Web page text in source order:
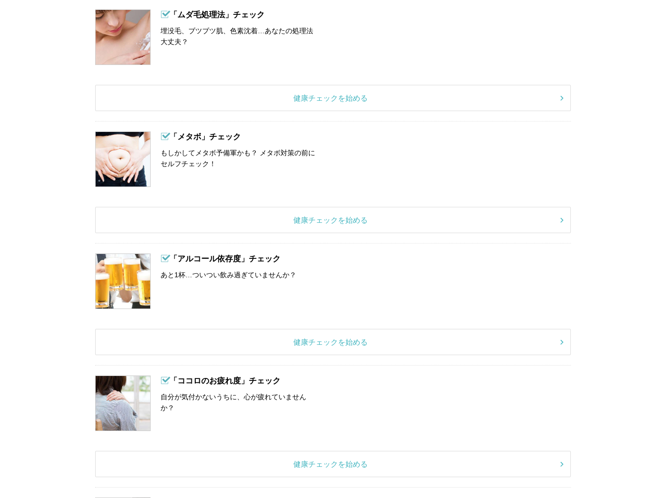
「ムダ毛処理法」チェック
埋没毛、ブツブツ肌、色素沈着…あなたの処理法
大丈夫？
健康チェックを始める
「メタボ」チェック
もしかしてメタボ予備軍かも？ メタボ対策の前に
セルフチェック！
健康チェックを始める
「アルコール依存度」チェック
あと1杯…ついつい飲み過ぎていませんか？
健康チェックを始める
「ココロのお疲れ度」チェック
自分が気付かないうちに、心が疲れていません
か？
健康チェックを始める